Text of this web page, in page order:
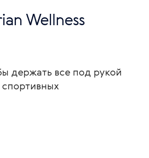
Wellness
держать все под рукой